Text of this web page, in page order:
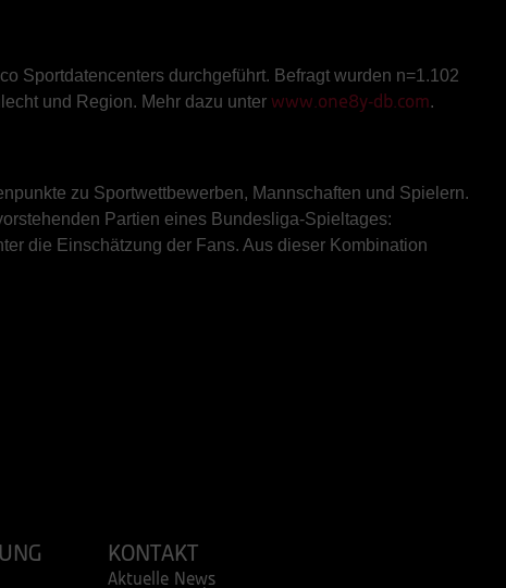
Sportdatencenters durchgeführt. Befragt wurden n=1.102
und Region. Mehr dazu unter www.one8y-db.com.
zu Sportwettbewerben, Mannschaften und Spielern.
Partien eines Bundesliga-Spieltages:
die Einschätzung der Fans. Aus dieser Kombination
KONTAKT
Aktuelle News